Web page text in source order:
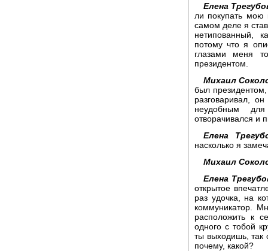
Елена
ли покупать мою
самом деле я
нетипованный,
потому что я
глазами меня
президентом.
Михаил
был
разговаривал,
неудобным
отворачивался и
Елена
насколько я
Михаил
Елена
открытое
раз удочка, на
коммуникатор.
расположить к
одного с тобой
ты выходишь, так
почему, какой?